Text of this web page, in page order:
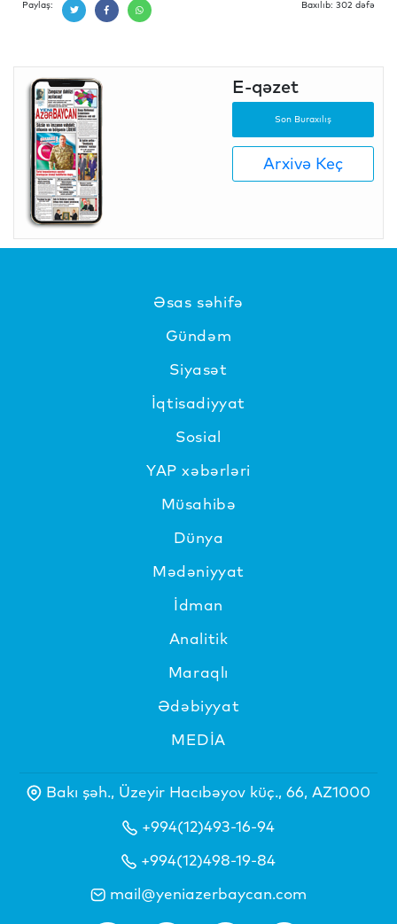
Paylaş: Baxılıb: 302 dəfə
E-qəzet
Son Buraxılış
Arxivə Keç
Əsas səhifə
Gündəm
Siyasət
İqtisadiyyat
Sosial
YAP xəbərləri
Müsahibə
Dünya
Mədəniyyat
İdman
Analitik
Maraqlı
Ədəbiyyat
MEDİA
Bakı şəh., Üzeyir Hacıbəyov küç., 66, AZ1000
+994(12)493-16-94
+994(12)498-19-84
mail@yeniazerbaycan.com